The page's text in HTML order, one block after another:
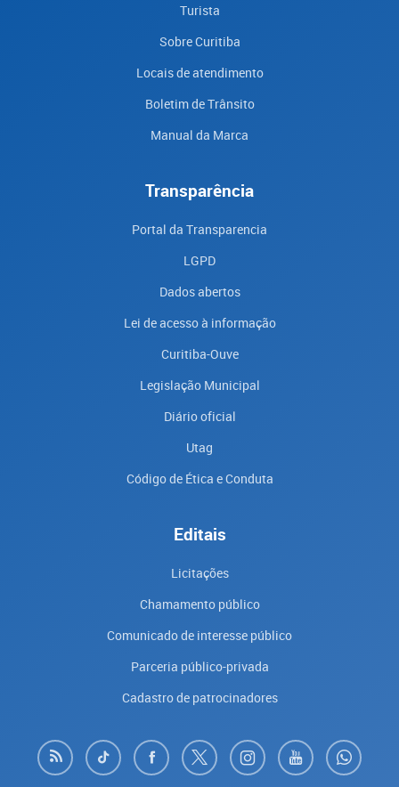
Turista
Sobre Curitiba
Locais de atendimento
Boletim de Trânsito
Manual da Marca
Transparência
Portal da Transparencia
LGPD
Dados abertos
Lei de acesso à informação
Curitiba-Ouve
Legislação Municipal
Diário oficial
Utag
Código de Ética e Conduta
Editais
Licitações
Chamamento público
Comunicado de interesse público
Parceria público-privada
Cadastro de patrocinadores